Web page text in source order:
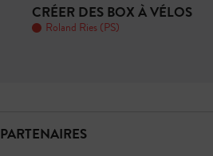
CRÉER DES BOX À VÉLOS
Roland Ries (PS)
PARTENAIRES